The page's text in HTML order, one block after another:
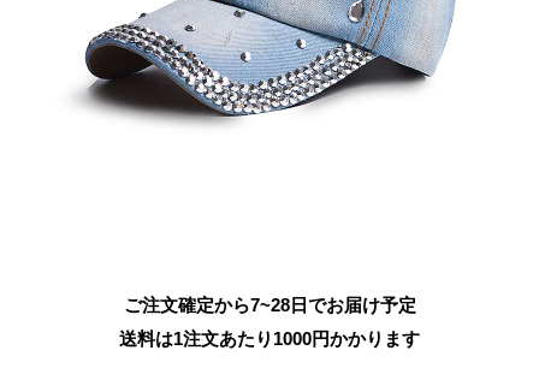
ご注文確定から7~28日でお届け予定
送料は1注文あたり 1000円かかります